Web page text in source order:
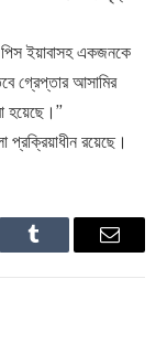
পিস ইয়াবাসহ একজনকে
গ্রেপ্তার আসামির
হয়েছে।”
প্রক্রিয়াধীন রয়েছে।
Tumblr Email